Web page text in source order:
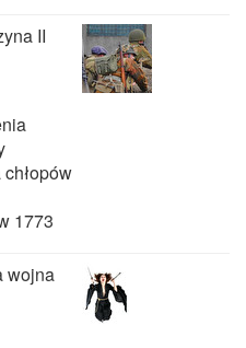
II
1773
wojna